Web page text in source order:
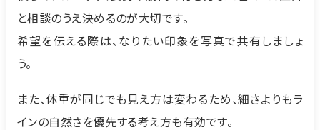
と相談のうえ決めるのが大切です。
希望を伝える際は、なりたい印象を写真で共有しましょ
う。
また、体重が同じでも見え方は変わるため、細さよりもラ
インの自然さを優先する考え方も有効です。